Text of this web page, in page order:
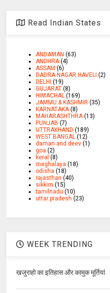
Read Indian States
ANDAMAN (63)
ANDHRA (4)
ASSAM (6)
DADRA NAGAR HAVELI (2)
DELHI
(19)
GUJARAT (8)
HIMACHAL (169)
JAMMU & KASHMIR (35)
KARNATAKA (8)
MAHARASHTHRA (13)
PUNJAB (7)
UTTRAKHAND (189)
WEST BANGAL (12)
daman and deev (1)
goa (2)
keral (8)
meghalaya (18)
odisha (18)
rajasthan (40)
sikkim (15)
tamilnadu (10)
uttar pradesh (23)
WEEK TRENDING
खजुराहो का इतिहास और कामुक मूर्तियां